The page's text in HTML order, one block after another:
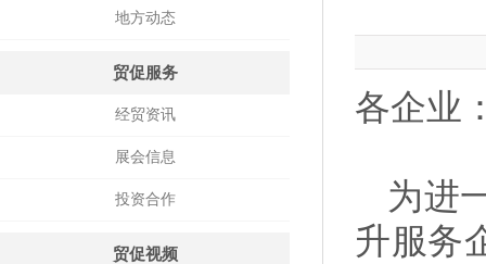
地方动态
贸促服务
经贸资讯
展会信息
投资合作
贸促视频
各企业
为进
升服务